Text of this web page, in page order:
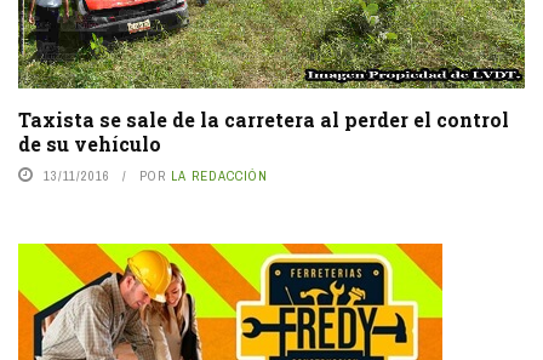
Taxista se sale de la carretera al perder el control
de su vehículo
13/11/2016 POR LA REDACCIÓN